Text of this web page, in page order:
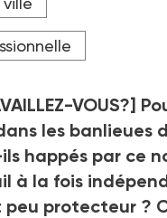
VOUS?]
les banlieues
happés par ce
à la fois
protecteur ?